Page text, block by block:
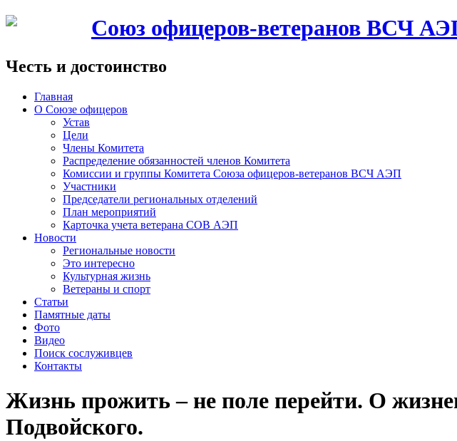
Союз офицеров-ветеранов ВСЧ
Честь и достоинство
Главная
О Союзе офицеров
Устав
Цели
Члены Комитета
Распределение обязанностей членов Комитета
Комиссии и группы Комитета Союза офицеров-ветеранов ВСЧ АЭП
Участники
Председатели региональных отделений
План мероприятий
Карточка учета ветерана CОВ АЭП
Новости
Региональные новости
Это интересно
Культурная жизнь
Ветераны и спорт
Статьи
Памятные даты
Фото
Видео
Поиск сослуживцев
Контакты
Жизнь прожить – не поле перейти. О
Подвойского.